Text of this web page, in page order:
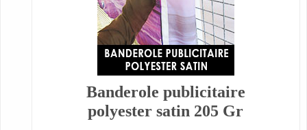
Banderole publicitaire
polyester satin 205 Gr